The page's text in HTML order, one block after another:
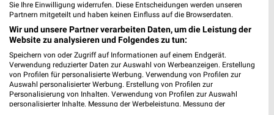
Heute 08:00 - 20:00 Uhr | Geöffnet
409,11 km • Angebote: 1 Prospekt
VITALIA Deggendorf
Hans-Krämer-Str. 24
94469 Deggendorf
Sie Ihre Einwilligung widerrufen. Diese Entscheidungen werden unseren
Partnern mitgeteilt und haben keinen Einfluss auf die Browserdaten.
Wir und unsere Partner verarbeiten Daten, um die Leistung der
Website zu analysieren und Folgendes zu tun:
Speichern von oder Zugriff auf Informationen auf einem Endgerät.
Verwendung reduzierter Daten zur Auswahl von Werbeanzeigen. Erstellung
von Profilen für personalisierte Werbung. Verwendung von Profilen zur
Auswahl personalisierter Werbung. Erstellung von Profilen zur
Personalisierung von Inhalten. Verwendung von Profilen zur Auswahl
personalisierter Inhalte. Messung der Werbeleistung. Messung der